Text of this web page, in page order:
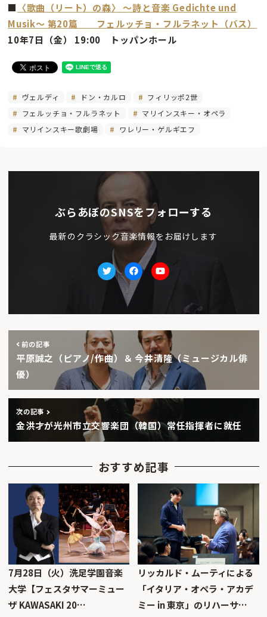
■ 〈歌曲（リート）の森〉 〜詩と音楽 Gedichte und
Musik〜 第20篇 フェルッチョ・フルラネット（バス）
10年7日（金） 19:00 トッパンホール
ヴェルディ ドン・カルロ
フィリッポ2世
フェルッチョ・フルラネット
マリインスキー・オペラ
マリインスキー歌劇場
ワレリー・ゲルギエフ
ぶらあぼのSNSをフォローする
最新のクラシック音楽情報をお届けします
TwitterfacebookYoutube
前の記事
平原誠之（ピアノ/作曲）＆ 今井清隆（ミュージカル俳
優）
次の記事
金洪才が光州市立交響楽団（韓国）常任指揮者に就任
おすすめ記事
7月28日（火）洗足学園音楽
大学【フェスタサマーミュー
ザ KAWASAKI 20…
リッカルド・ムーティによる
「イタリア・オペラ・アカデ
ミー in 東京」のリハーサ…